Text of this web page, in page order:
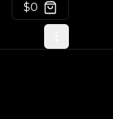
$0